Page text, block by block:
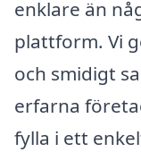
enklare än
plattform. Vi
och smidigt
erfarna
fylla i ett